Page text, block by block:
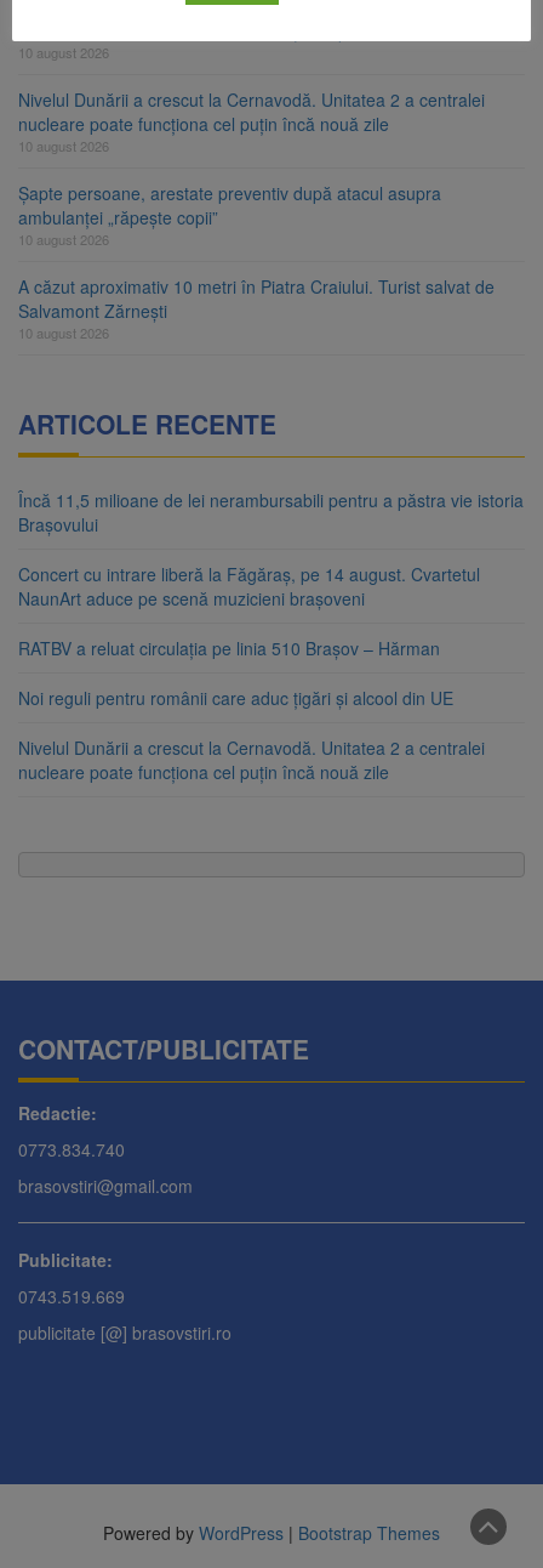
10 august 2026
Nivelul Dunării a crescut la Cernavodă. Unitatea 2 a centralei
nucleare poate funcționa cel puțin încă nouă zile
10 august 2026
Șapte persoane, arestate preventiv după atacul asupra
ambulanței „răpește copii”
10 august 2026
A căzut aproximativ 10 metri în Piatra Craiului. Turist salvat de
Salvamont Zărnești
10 august 2026
ARTICOLE RECENTE
Încă 11,5 milioane de lei nerambursabili pentru a păstra vie istoria
Brașovului
Concert cu intrare liberă la Făgăraș, pe 14 august. Cvartetul
NaunArt aduce pe scenă muzicieni brașoveni
RATBV a reluat circulația pe linia 510 Brașov – Hărman
Noi reguli pentru românii care aduc țigări și alcool din UE
Nivelul Dunării a crescut la Cernavodă. Unitatea 2 a centralei
nucleare poate funcționa cel puțin încă nouă zile
CONTACT/PUBLICITATE
Redactie:
0773.834.740
brasovstiri@gmail.com
Publicitate:
0743.519.669
publicitate [@] brasovstiri.ro
Powered by WordPress | Bootstrap Themes